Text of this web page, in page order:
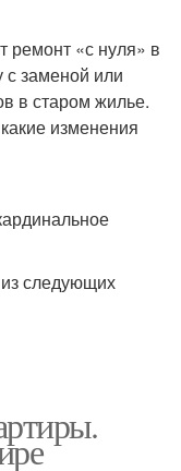
ремонт «с нуля» в
с заменой или
в старом жилье.
изменения
следующих